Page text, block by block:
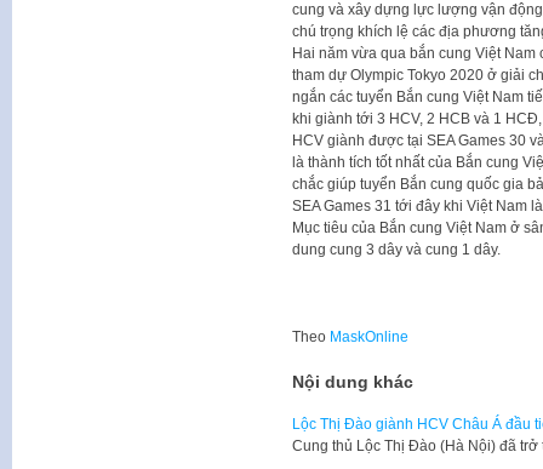
cung và xây dựng lực lượng vận
chú trọng khích lệ các địa phương
Hai năm vừa qua bắn cung Việt Nam
tham dự Olympic Tokyo 2020 ở giải
ngắn các tuyển Bắn cung Việt Nam
khi giành tới 3 HCV, 2 HCB và 1
HCV giành được tại SEA Games 30
là thành tích tốt nhất của Bắn cung
chắc giúp tuyển Bắn cung quốc gia
SEA Games 31 tới đây khi Việt Nam
Mục tiêu của Bắn cung Việt Nam ở
dung cung 3 dây và cung 1 dây.
Theo MaskOnline
Nội dung khác
Lộc Thị Đào giành HCV Châu Á đầu
Cung thủ Lộc Thị Đào (Hà Nội) đã